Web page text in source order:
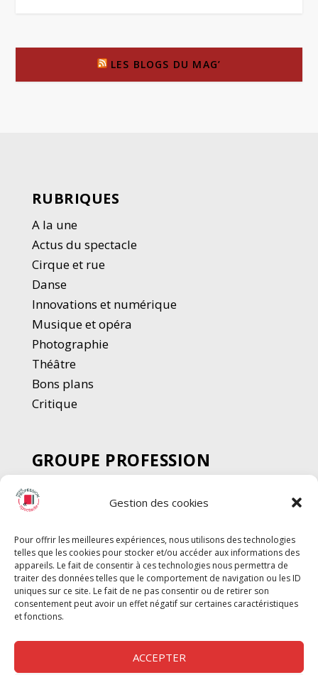
Gestion des cookies
Pour offrir les meilleures expériences, nous utilisons des technologies
telles que les cookies pour stocker et/ou accéder aux informations des
appareils. Le fait de consentir à ces technologies nous permettra de
traiter des données telles que le comportement de navigation ou les ID
uniques sur ce site. Le fait de ne pas consentir ou de retirer son
consentement peut avoir un effet négatif sur certaines caractéristiques
et fonctions.
ACCEPTER
LES BLOGS DU MAG’
RUBRIQUES
A la une
Actus du spectacle
Cirque et rue
Danse
Innovations et numérique
Musique et opéra
Photographie
Théâtre
Bons plans
Critique
GROUPE PROFESSION
SPECTACLE
Chèque Intermittents
Chèque Compta
Chèque Emploi Spectacle
G-Pods
Profession Audio-visuel